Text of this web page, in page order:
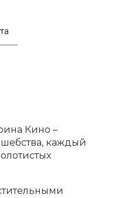
Кино –
каждый